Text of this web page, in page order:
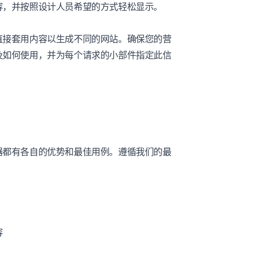
并按照设计人员希望的方式轻松显示。
套用内容以生成不同的网站。确保您的营
何使用，并为每个请求的小部件指定此信
有各自的优势和最佳用例。遵循我们的最